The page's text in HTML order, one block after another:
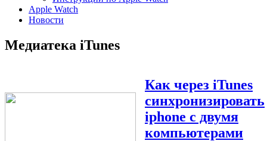
Apple Watch
Новости
Медиатека iTunes
Как через iTunes
синхронизировать
iphone с двумя
компьютерами